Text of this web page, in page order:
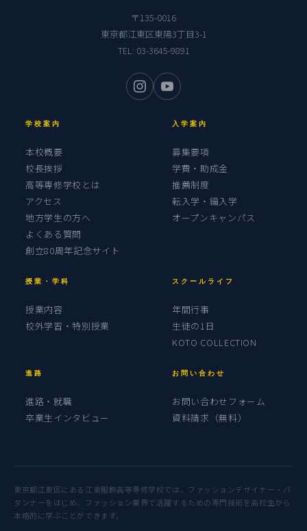
〒135-0016
東京都江東区東陽3丁目3-1
TEL: 03-3645-9891
学校案内
本校概要
校長挨拶
高等専修学校とは
アクセス
地方学生の方へ
よくある質問
創立80周年記念サイト
入学案内
募集要項
学費・助成金
推薦制度
転入学・編入学
オープンキャンパス
授業・学科
授業内容
校外学習・特別授業
スクールライフ
年間行事
生徒の1日
KOTO COLLECTION
進路
進路・就職
卒業生インタビュー
お問い合わせ
お問い合わせフォーム
資料請求（無料）
東京都江東区にある江東服飾高等専修学校では、ファッションデザイナー・パ
タンナーをはじめ、ファッション業界で活躍するための専門技術を高校生から
本格的に学ぶことができます。